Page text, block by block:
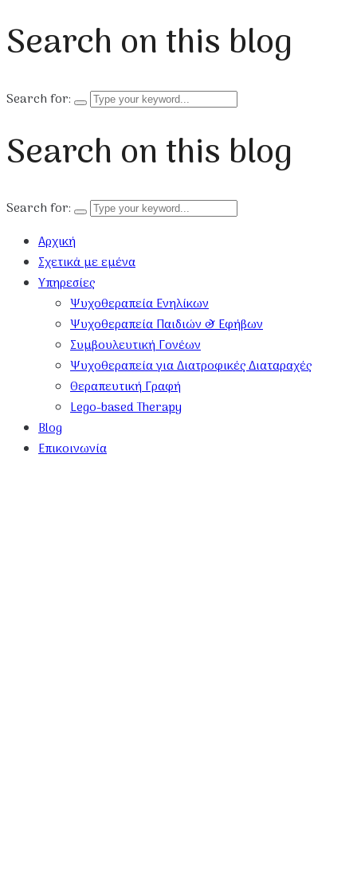
Search on this blog
Search for:
Search on this blog
Search for:
Αρχική
Σχετικά με εμένα
Υπηρεσίες
Ψυχοθεραπεία Ενηλίκων
Ψυχοθεραπεία Παιδιών & Εφήβων
Συμβουλευτική Γονέων
Ψυχοθεραπεία για Διατροφικές Διαταραχές
Θεραπευτική Γραφή
Lego-based Therapy
Blog
Επικοινωνία